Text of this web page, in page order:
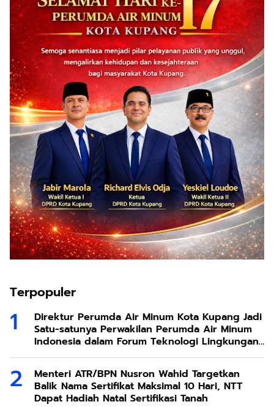
Terpopuler
Direktur Perumda Air Minum Kota Kupang Jadi
Satu-satunya Perwakilan Perumda Air Minum
Indonesia dalam Forum Teknologi Lingkungan
Menteri ATR/BPN Nusron Wahid Targetkan
Balik Nama Sertifikat Maksimal 10 Hari, NTT
Dapat Hadiah Natal Sertifikasi Tanah